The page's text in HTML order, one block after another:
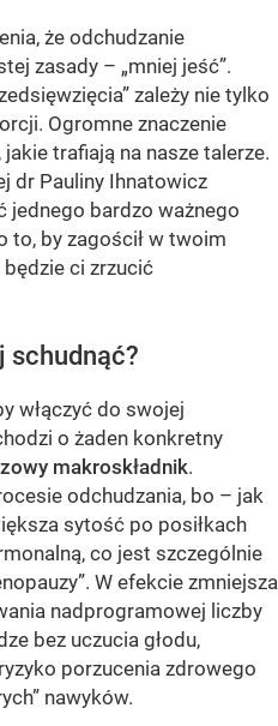
że odchudzanie
zasady – „mniej jeść”.
zależy nie tylko
Ogromne znaczenie
trafiają na nasze talerze.
dr Pauliny Ihnatowicz
jednego bardzo ważnego
to, by zagościł w twoim
będzie ci zrzucić
schudnąć?
włączyć do swojej
o żaden konkretny
makroskładnik.
odchudzania, bo – jak
sytość po posiłkach
co jest szczególnie
W efekcie zmniejsza
nadprogramowej liczby
bez uczucia głodu,
porzucenia zdrowego
nawyków.